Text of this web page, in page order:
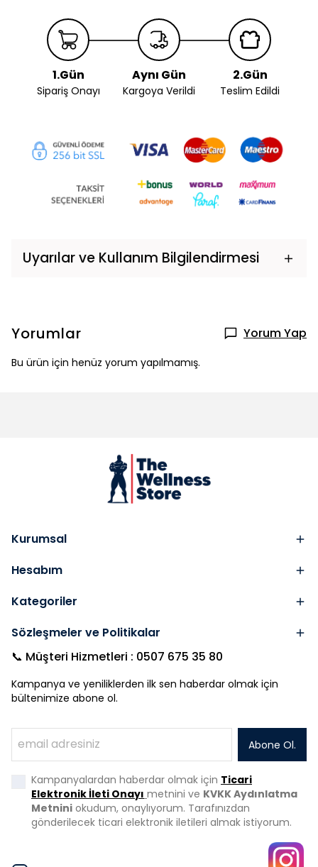
1.Gün
Sipariş Onayı
Aynı Gün
Kargoya Verildi
2.Gün
Teslim Edildi
Uyarılar ve Kullanım Bilgilendirmesi
Yorumlar Yorum Yap
Bu ürün için henüz yorum yapılmamış.
Kurumsal
Hesabım
Kategoriler
Sözleşmeler ve Politikalar
📞 Müşteri Hizmetleri : 0507 675 35 80
Kampanya ve yeniliklerden ilk sen haberdar olmak için
bültenimize abone ol.
Abone Ol.
Kampanyalardan haberdar olmak için Ticari
Elektronik İleti Onayı metnini ve KVKK Aydınlatma
Metnini okudum, onaylıyorum. Tarafınızdan
gönderilecek ticari elektronik iletileri almak istiyorum.